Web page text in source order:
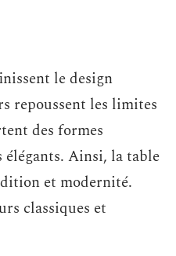
le design
repoussent les limites
des formes
élégants. Ainsi, la table
et modernité.
classiques et